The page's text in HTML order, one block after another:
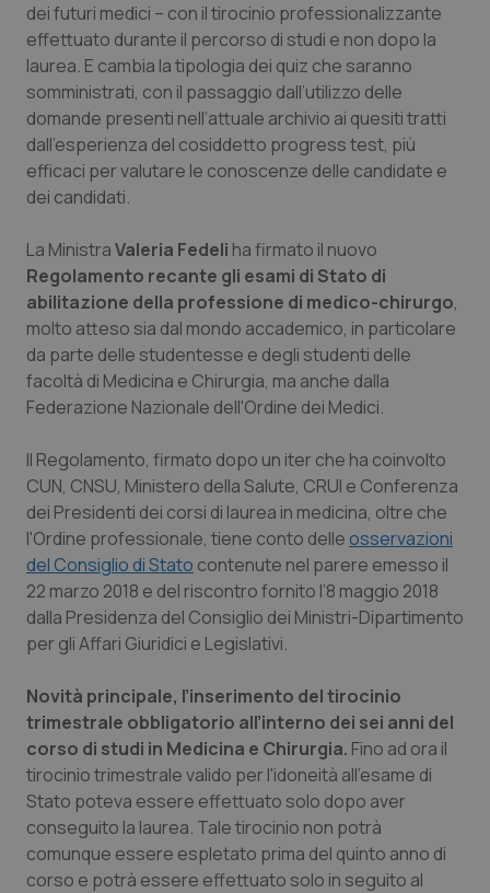
Emilia-Romagna
Friuli Venezia Giulia
Lazio
Liguria
Lombardia
Marche
Molise
Piemonte
Provincia Autonoma di Bolzano
Provincia Autonoma di Trento
Puglia
Sardegna
Sicilia
Toscana
Umbria
Valle D’Aosta
Colesterolo & coronaropatie
Dermatite Atopica
Diabete & glucometri
Disturbi dell’umore
Dolore
Donna & Salute
Epatiti
HIV
Infezioni & Febbre
Ipertensione & Scompenso
Malattie rare
Malattia di Crohn & Rettocolite Ulcerosa
Neuroscienze & patologie neurodegenerative
Obesità
Oftalmologia
Oncodermatologia
dei futuri medici – con il tirocinio professionalizzante
effettuato durante il percorso di studi e non dopo la
laurea. E cambia la tipologia dei quiz che saranno
somministrati, con il passaggio dall’utilizzo delle
domande presenti nell’attuale archivio ai quesiti tratti
dall’esperienza del cosiddetto progress test, più
efficaci per valutare le conoscenze delle candidate e
dei candidati.
La MinistraValeria Fedeli ha firmato il nuovo
Regolamento recante gli esami di Stato di
abilitazione della professione di medico-chirurgo,
molto atteso sia dal mondo accademico, in particolare
da parte delle studentesse e degli studenti delle
facoltà di Medicina e Chirurgia, ma anche dalla
Federazione Nazionale dell'Ordine dei Medici.
Il Regolamento, firmato dopo un iter che ha coinvolto
CUN, CNSU, Ministero della Salute, CRUI e Conferenza
dei Presidenti dei corsi di laurea in medicina, oltre che
l'Ordine professionale, tiene conto delle osservazioni
del Consiglio di Stato contenute nel parere emesso il
22 marzo 2018 e del riscontro fornito l’8 maggio 2018
dalla Presidenza del Consiglio dei Ministri-Dipartimento
per gli Affari Giuridici e Legislativi.
Novità principale, l’inserimento del tirocinio
trimestrale obbligatorio all’interno dei sei anni del
corso di studi in Medicina e Chirurgia. Fino ad ora il
tirocinio trimestrale valido per l'idoneità all'esame di
Stato poteva essere effettuato solo dopo aver
conseguito la laurea. Tale tirocinio non potrà
comunque essere espletato prima del quinto anno di
corso e potrà essere effettuato solo in seguito al